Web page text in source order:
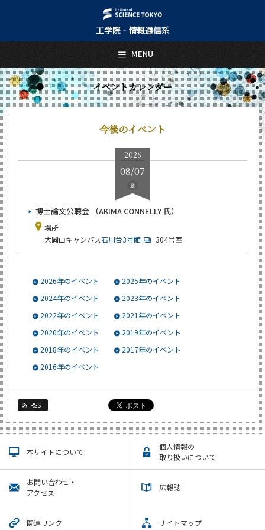
工学院 - 情報通信系
イベントカレンダー
今後のイベント
2026
08/07
金
博士論文公聴会 （AKIMA CONNELLY 氏）
場所
大岡山キャンパス石川台3号館 304号室
2026年のイベント
2025年のイベント
2024年のイベント
2023年のイベント
2022年のイベント
2021年のイベント
2020年のイベント
2019年のイベント
2018年のイベント
2017年のイベント
2016年のイベント
RSS
本サイトについて
個人情報の
取り扱いについて
お問い合わせ・
アクセス
広報誌
関連リンク サイトマップ
MENU
日本語 English
トップページ
Top Page
情報通信系について
About Us
Future
入学案内
Admissions
イベントカレンダー
Event Calendar
今後のイベント
今後の課程別イベント
年別アーカイブ
サイト構成
学内向け情報
CLOSE